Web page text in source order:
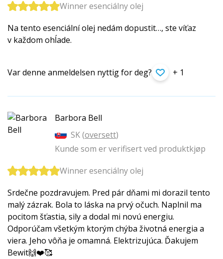
Winner esenciálny olej
Na tento esenciální olej nedám dopustit…, ste víťaz
v každom ohĺade.
Var denne anmeldelsen nyttig for deg? + 1
Barbora Bell
SK (oversett)
Kunde som er verifisert ved produktkjøp
Winner esenciálny olej
Srdečne pozdravujem. Pred pár dňami mi dorazil tento
malý zázrak. Bola to láska na prvý očuch. Naplnil ma
pocitom šťastia, sily a dodal mi novú energiu.
Odporúčam všetkým ktorým chýba životná energia a
viera. Jeho vôňa je omamná. Elektrizujúca. Ďakujem
Bewit🙌❤️🥰